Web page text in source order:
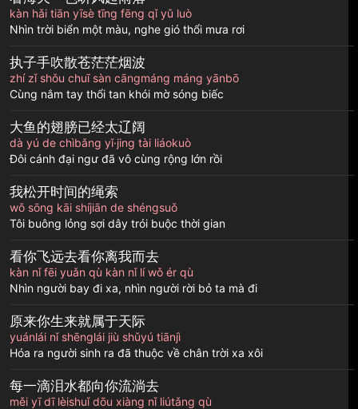
kàn hǎi tiān yīsè tīng fēng qǐ yǔ luò
Nhìn trời biển một màu, nghe gió thổi mưa rơi
执子手吹散苍茫茫烟波
zhí zǐ shǒu chuī sàn cāngmáng máng yānbō
Cùng nắm tay thổi tan khói mờ sóng biếc
大鱼的翅膀已经太辽阔
dà yú de chìbǎng yǐ·jing tài liáokuò
Đôi cánh đại ngư đã vô cùng rộng lớn rồi
我松开时间的绳索
wǒ sōng kāi shíjiān de shéngsuǒ
Tôi buông lỏng sợi dây trói buộc thời gian
看你飞远去看你离我而去
kàn nǐ fēi yuǎn qù kàn nǐ lí wǒ ér qù
Nhìn người bay đi xa, nhìn người rời bỏ ta mà đi
原来你生来就属于天际
yuánlái nǐ shēnglái jiù shǔyú tiānjì
Hóa ra người sinh ra đã thuộc về chân trời xa xôi
每一滴泪水都向你流淌去
měi yī dī lèishuǐ dōu xiàng nǐ liútǎng qù